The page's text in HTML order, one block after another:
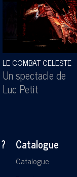
LE COMBAT CELESTE
Un spectacle de
Luc Petit
Catalogue
Catalogue